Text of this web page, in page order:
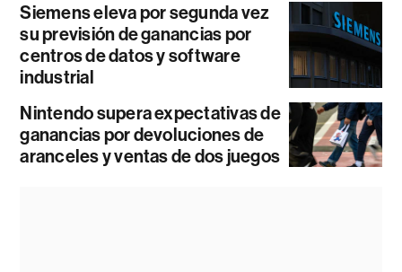
Siemens eleva por segunda vez
su previsión de ganancias por
centros de datos y software
industrial
Nintendo supera expectativas de
ganancias por devoluciones de
aranceles y ventas de dos juegos